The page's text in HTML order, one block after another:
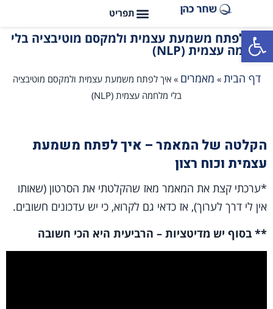
פתח סרגל נגישות
איך לפתח משמעת עצמית ולמקסם מוטיבציה בלי
מלחמה עצמית (NLP)
דף הבית » מאמרים »איך לפתח משמעת עצמית ולמקסם מוטיבציה
בלי מלחמה עצמית (NLP)
הקלטה של המאמר – איך לפתח משמעת
עצמית וכוח רצון
*ערכתי קצת את המאמר מאז שהקלטתי את הסרטון (שאותו
אין לי דרך לערוך), אז כדאי גם לקרוא, כי יש עדכונים חשובים.
** בסוף יש מדיטציות – הרביעית היא הכי חשובה